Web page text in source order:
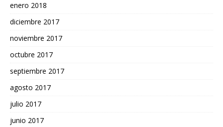
enero 2018
diciembre 2017
noviembre 2017
octubre 2017
septiembre 2017
agosto 2017
julio 2017
junio 2017